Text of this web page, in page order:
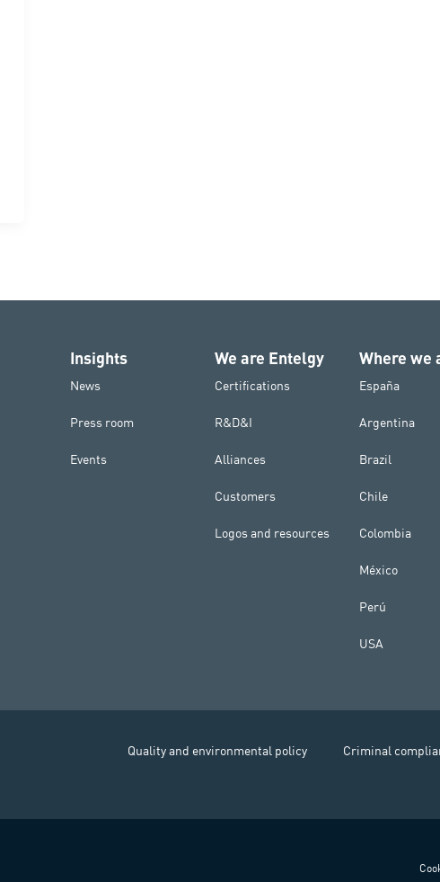
Insights
News
Press room
Events
We are Entelgy
Certifications
R&D&I
Alliances
Customers
Logos and resources
Where we
España
Argentina
Brazil
Chile
Colombia
México
Perú
USA
Quality and environmental policy Criminal